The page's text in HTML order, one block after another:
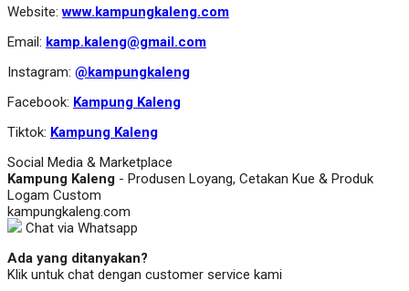
Website:www.kampungkaleng.com
Email: kamp.kaleng@gmail.com
Instagram: @kampungkaleng
Facebook: Kampung Kaleng
Tiktok: Kampung Kaleng
Social Media & Marketplace
Kampung Kaleng - Produsen Loyang, Cetakan Kue & Produk
Logam Custom
kampungkaleng.com
Chat via Whatsapp
Ada yang ditanyakan?
Klik untuk chat dengan customer service kami